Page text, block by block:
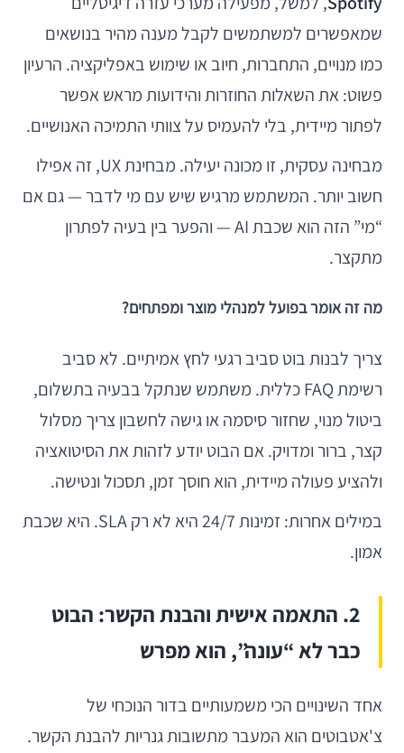
שמאפשרים למשתמשים לקבל מענה מהיר בנושאים
כמו מנויים, התחברות, חיוב או שימוש באפליקציה. הרעיון
פשוט: את השאלות החוזרות והידועות מראש אפשר
לפתור מיידית, בלי להעמיס על צוותי התמיכה האנושיים.
מבחינה עסקית, זו מכונה יעילה. מבחינת UX, זה אפילו
חשוב יותר. המשתמש מרגיש שיש עם מי לדבר — גם אם
“מי” הזה הוא שכבת AI — והפער בין בעיה לפתרון
מתקצר.
מה זה אומר בפועל למנהלי מוצר ומפתחים?
צריך לבנות בוט סביב רגעי לחץ אמיתיים. לא סביב
רשימת FAQ כללית. משתמש שנתקל בבעיה בתשלום,
ביטול מנוי, שחזור סיסמה או גישה לחשבון צריך מסלול
קצר, ברור ומדויק. אם הבוט יודע לזהות את הסיטואציה
ולהציע פעולה מיידית, הוא חוסך זמן, תסכול ונטישה.
במילים אחרות: זמינות 24/7 היא לא רק SLA. היא שכבת
אמון.
2. התאמה אישית והבנת הקשר: הבוט
כבר לא “עונה”, הוא מפרש
אחד השינויים הכי משמעותיים בדור הנוכחי של
צ'אטבוטים הוא המעבר מתשובות גנריות להבנת הקשר.